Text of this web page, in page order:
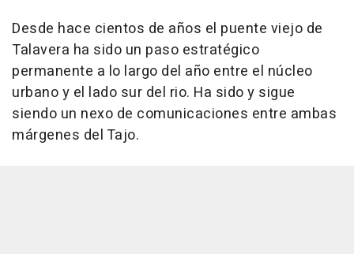
Desde hace cientos de años el puente viejo de
Talavera ha sido un paso estratégico
permanente a lo largo del año entre el núcleo
urbano y el lado sur del rio. Ha sido y sigue
siendo un nexo de comunicaciones entre ambas
márgenes del Tajo.